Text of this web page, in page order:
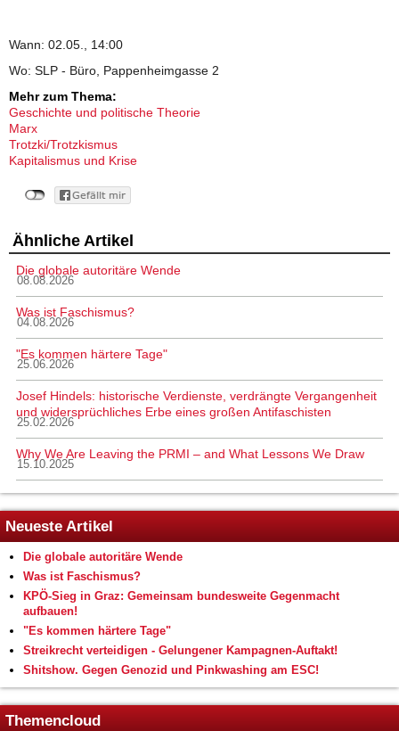
Wann: 02.05., 14:00
Wo: SLP - Büro, Pappenheimgasse 2
Mehr zum Thema:
Geschichte und politische Theorie
Marx
Trotzki/Trotzkismus
Kapitalismus und Krise
Ähnliche Artikel
Die globale autoritäre Wende
08.08.2026
Was ist Faschismus?
04.08.2026
"Es kommen härtere Tage"
25.06.2026
Josef Hindels: historische Verdienste, verdrängte Vergangenheit
und widersprüchliches Erbe eines großen Antifaschisten
25.02.2026
Why We Are Leaving the PRMI – and What Lessons We Draw
15.10.2025
Neueste Artikel
Die globale autoritäre Wende
Was ist Faschismus?
KPÖ-Sieg in Graz: Gemeinsam bundesweite Gegenmacht
aufbauen!
"Es kommen härtere Tage"
Streikrecht verteidigen - Gelungener Kampagnen-Auftakt!
Shitshow. Gegen Genozid und Pinkwashing am ESC!
Themencloud